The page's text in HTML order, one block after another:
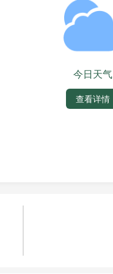
今日天气
查看详情